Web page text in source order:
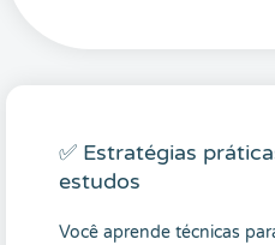
✅ Estratégias
estudos
Você aprende técnicas